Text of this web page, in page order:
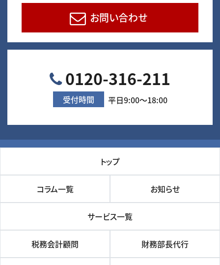
お問い合わせ
0120-316-211
受付時間 平日9:00～18:00
トップ
コラム一覧 お知らせ
サービス一覧
税務会計顧問 財務部長代行